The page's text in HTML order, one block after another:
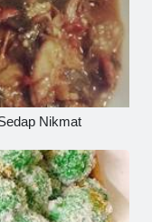
Nikmat